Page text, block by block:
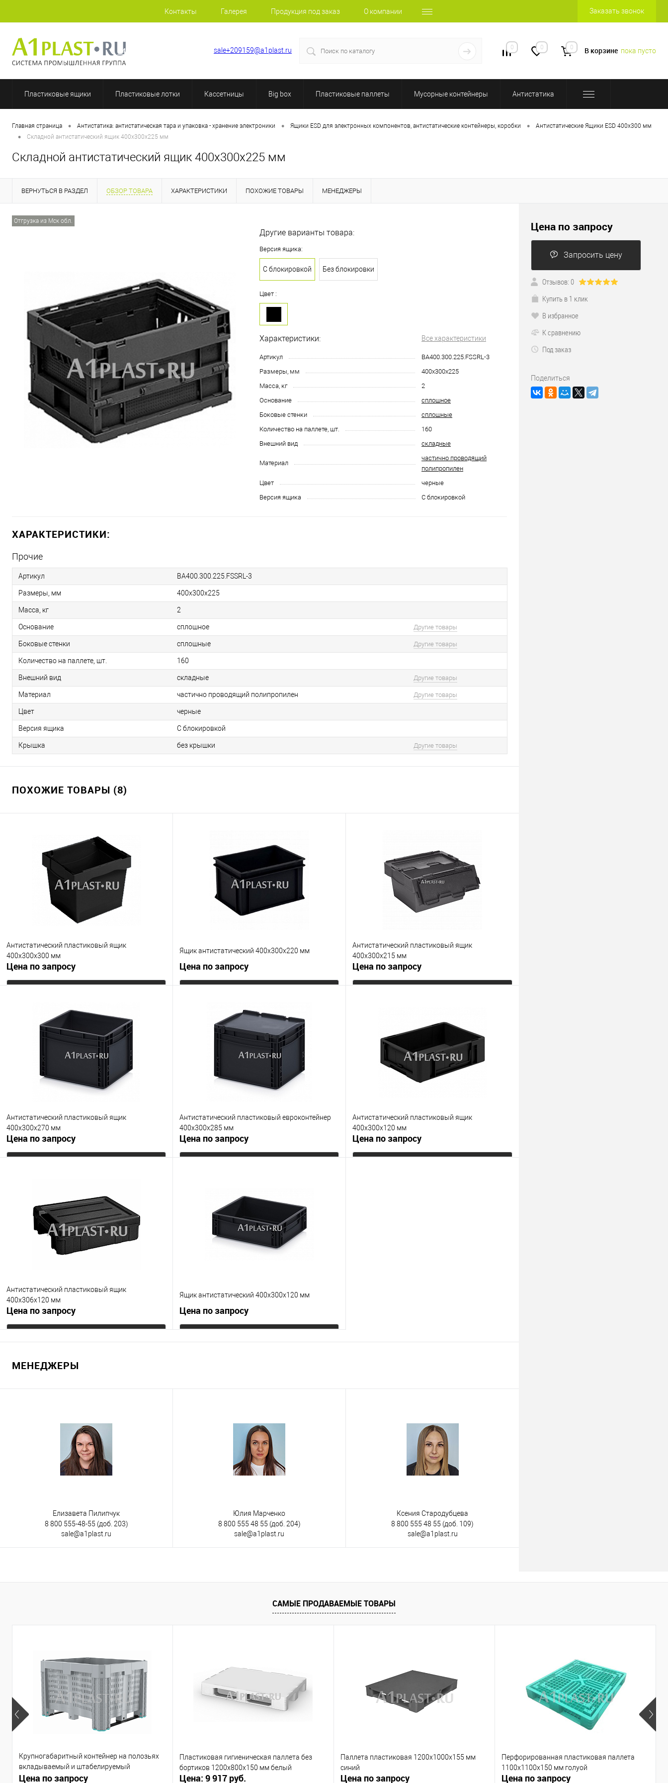
Контакты Галерея Продукция под заказ О компании Заказать звонок
+7 (812) 409-37-44 sale+209159@a1plast.ru 0 0 0 В корзине пока пусто
Пластиковые ящики Пластиковые лотки Кассетницы Big box Пластиковые паллеты Мусорные контейнеры Антистатика
Главная страница • Антистатика: антистатическая тара и упаковка - хранение электроники • Ящики ESD для электронных компонентов, антистатические контейнеры, коробки • Антистатические Ящики ESD 400х300 мм
• Складной антистатический ящик 400х300х225 мм
Складной антистатический ящик 400х300х225 мм
ВЕРНУТЬСЯ В РАЗДЕЛ ОБЗОР ТОВАРА ХАРАКТЕРИСТИКИ ПОХОЖИЕ ТОВАРЫ МЕНЕДЖЕРЫ
Отгрузка из Мск обл.
Другие варианты товара:
Версия ящика:
С блокировкой Без блокировки
Цвет :
Характеристики: Все характеристики
Артикул
BA400.300.225.FSSRL-3
Размеры, мм
400х300х225
Масса, кг
2
Основание
сплошное
Боковые стенки
сплошные
Количество на паллете, шт.
160
Внешний вид
складные
Материал
частично проводящий
полипропилен
Цвет
черные
Версия ящика
С блокировкой
ХАРАКТЕРИСТИКИ:
Прочие
Артикул BA400.300.225.FSSRL-3
Размеры, мм 400х300х225
Масса, кг 2
Основание сплошное Другие товары
Боковые стенки сплошные Другие товары
Количество на паллете, шт. 160
Внешний вид складные Другие товары
Материал частично проводящий полипропилен Другие товары
Цвет черные
Версия ящика С блокировкой
Крышка без крышки Другие товары
ПОХОЖИЕ ТОВАРЫ (8)
Антистатический пластиковый ящик
400х300х300 мм
Цена по запросу
Купить в 1 клик
К сравнению
В избранное
Под заказ
Ящик антистатический 400х300х220 мм
Цена по запросу
Купить в 1 клик
К сравнению
В избранное
Под заказ
Антистатический пластиковый ящик
400х300х215 мм
Цена по запросу
В избранное
Под заказ
Антистатический пластиковый ящик
400х300х270 мм
Цена по запросу
К сравнению
В избранное
Под заказ
Антистатический пластиковый евроконтейнер
400х300х285 мм
Цена по запросу
В избранное
Под заказ
Антистатический пластиковый ящик
400х300х120 мм
Цена по запросу
Антистатический пластиковый ящик
400х306х120 мм
Цена по запросу
Купить в 1 клик
Ящик антистатический 400х300х120 мм
Цена по запросу
МЕНЕДЖЕРЫ
Елизавета Пилипчук
8 800 555-48-55(доб. 203)
sale@a1plast.ru
Юлия Марченко
8 800 555 48 55(доб. 204)
sale@a1plast.ru
Ксения Стародубцева
8 800 555 48 55 (доб. 109)
sale@a1plast.ru
Цена по запросу
Запросить цену
Отзывов: 0
Купить в 1 клик
В избранное
К сравнению
Под заказ
Поделиться
САМЫЕ ПРОДАВАЕМЫЕ ТОВАРЫ
Крупногабаритный контейнер на полозьях
вкладываемый и штабелируемый
1200х1000х790 мм
Цена по запросу
Пластиковая гигиеническая паллета без
бортиков 1200х800х150 мм белый
Цена: 9 917 руб.
Паллета пластиковая 1200х1000х155 мм
синий
Цена по запросу
Перфорированная пластиковая паллета
1100х1100х150 мм голуой
Цена по запросу